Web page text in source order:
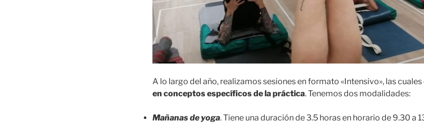
A lo largo del año, realizamos sesiones en formato «Intensivo», las
en conceptos específicos de la práctica. Tenemos dos modalidades:
Mañanas de yoga. Tiene una duración de 3.5 horas en horario de 9.30 a